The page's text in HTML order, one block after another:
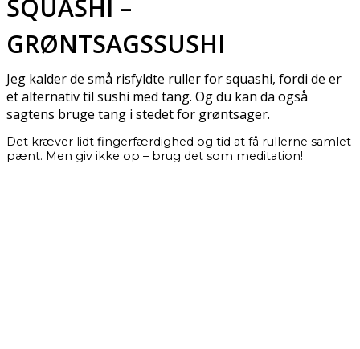
SQUASHI –
GRØNTSAGSSUSHI
Jeg kalder de små risfyldte ruller for squashi, fordi de er
et alternativ til sushi med tang. Og du kan da også
sagtens bruge tang i stedet for grøntsager.
Det kræver lidt fingerfærdighed og tid at få rullerne samlet
pænt. Men giv ikke op – brug det som meditation!